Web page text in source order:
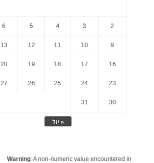
« יול
2
3
4
5
6
9
10
11
12
13
16
17
18
19
20
23
24
25
26
27
30
31
Warning: A non-numeric value encountered in